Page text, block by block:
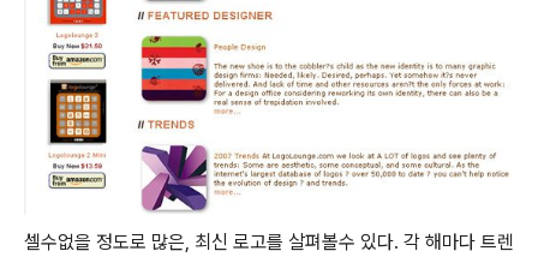
셀수없을 정도로 많은, 최신 로고를 살펴볼수 있다. 각 해마다 트렌